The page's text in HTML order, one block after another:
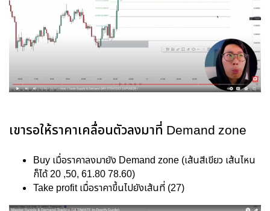
เขารอให้ราคาเคลื่อนตัวลงมาที่ Demand zone
Buy เมื่อราคาลงมายัง Demand zone (เส้นสีเขียว เส้นไหน
ก็ได้ 20 ,50, 61.80 78.60)
Take profit เมื่อราคาขึ้นไปยังเส้นที่ (27)